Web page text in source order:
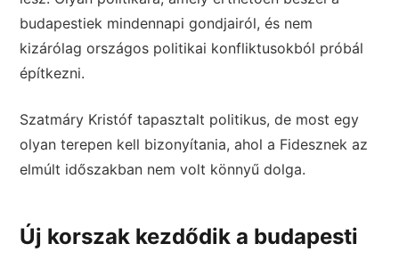
budapestiek mindennapi gondjairól, és nem
kizárólag országos politikai konfliktusokból próbál
építkezni.
Szatmáry Kristóf tapasztalt politikus, de most egy
olyan terepen kell bizonyítania, ahol a Fidesznek az
elmúlt időszakban nem volt könnyű dolga.
Új korszak kezdődik a budapesti